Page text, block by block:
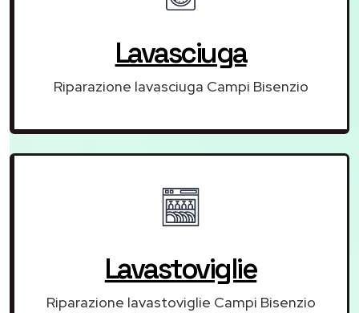
Lavasciuga
Riparazione lavasciuga Campi Bisenzio
Lavastoviglie
Riparazione lavastoviglie Campi Bisenzio